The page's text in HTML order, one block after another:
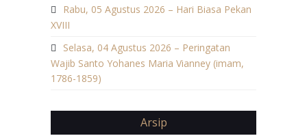
Rabu, 05 Agustus 2026 – Hari Biasa Pekan
XVIII
Selasa, 04 Agustus 2026 – Peringatan
Wajib Santo Yohanes Maria Vianney (imam,
1786-1859)
Arsip